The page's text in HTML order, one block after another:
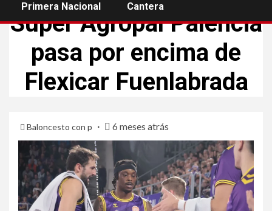
Primera Nacional Cantera
Súper Agropal Palencia
pasa por encima de
Flexicar Fuenlabrada
Baloncesto con p 6 meses atrás